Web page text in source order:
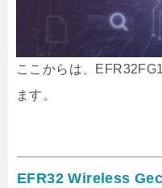
ここからは、
ます。
EFR32 Wireless